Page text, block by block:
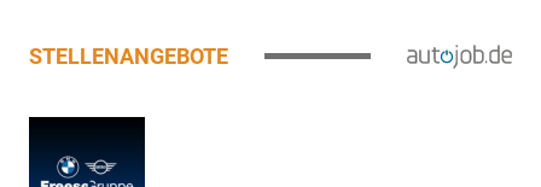
STELLENANGEBOTE